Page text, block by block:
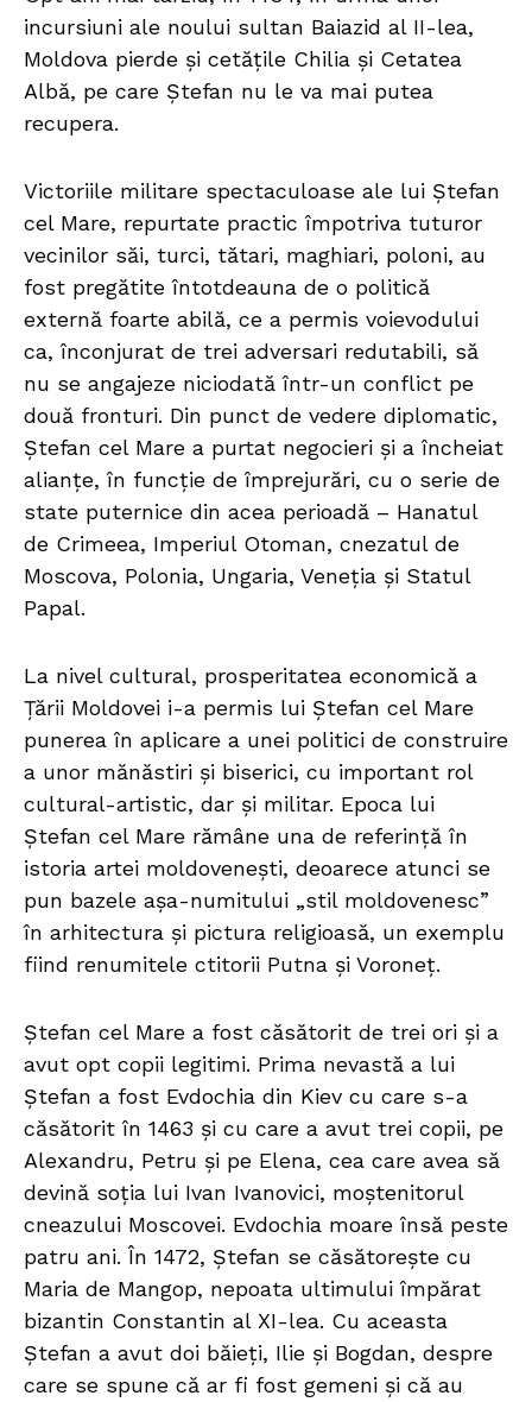
incursiuni ale noului sultan Baiazid al II-lea,
Moldova pierde și cetățile Chilia și Cetatea
Albă, pe care Ștefan nu le va mai putea
recupera.
Victoriile militare spectaculoase ale lui Ștefan
cel Mare, repurtate practic împotriva tuturor
vecinilor săi, turci, tătari, maghiari, poloni, au
fost pregătite întotdeauna de o politică
externă foarte abilă, ce a permis voievodului
ca, înconjurat de trei adversari redutabili, să
nu se angajeze niciodată într-un conflict pe
două fronturi. Din punct de vedere diplomatic,
Ștefan cel Mare a purtat negocieri şi a încheiat
alianțe, în funcție de împrejurări, cu o serie de
state puternice din acea perioadă – Hanatul
de Crimeea, Imperiul Otoman, cnezatul de
Moscova, Polonia, Ungaria, Veneția și Statul
Papal.
La nivel cultural, prosperitatea economică a
Țării Moldovei i-a permis lui Ștefan cel Mare
punerea în aplicare a unei politici de construire
a unor mănăstiri și biserici, cu important rol
cultural-artistic, dar și militar. Epoca lui
Ștefan cel Mare rămâne una de referință în
istoria artei moldovenești, deoarece atunci se
pun bazele așa-numitului „stil moldovenesc”
în arhitectura și pictura religioasă, un exemplu
fiind renumitele ctitorii Putna și Voroneț.
Ștefan cel Mare a fost căsătorit de trei ori și a
avut opt copii legitimi. Prima nevastă a lui
Ștefan a fost Evdochia din Kiev cu care s-a
căsătorit în 1463 și cu care a avut trei copii, pe
Alexandru, Petru și pe Elena, cea care avea să
devină soția lui Ivan Ivanovici, moștenitorul
cneazului Moscovei. Evdochia moare însă peste
patru ani. În 1472, Ștefan se căsătorește cu
Maria de Mangop, nepoata ultimului împărat
bizantin Constantin al XI-lea. Cu aceasta
Ștefan a avut doi băieți, Ilie și Bogdan, despre
care se spune că ar fi fost gemeni şi că au